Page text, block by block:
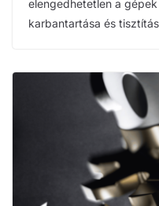
elengedhetetlen a
karbantartása és